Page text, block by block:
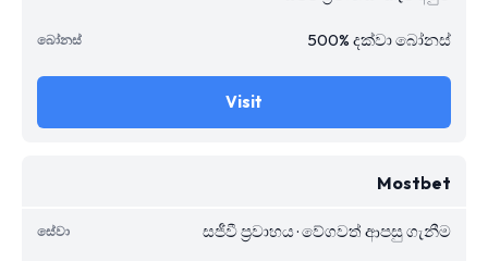
500% දක්වා බෝනස්
Visit
Mostbet
සජීවී ප්‍රවාහය · වේගවත් ආපසු ගැනීම